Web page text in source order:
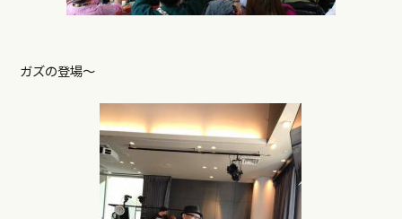
ガズの登場〜